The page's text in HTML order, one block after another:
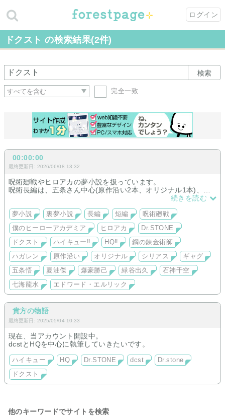
ログイン
ドクスト の検索結果(2件)
検索
完全一致
00:00:00
最終更新日: 2026/06/08 13:32
呪術廻戦やヒロアカの夢小説を扱っています。
呪術長編は、五条さん中心(原作沿い2本、オリジナル1本)、短
裏夢も書いていこうかなと思っています。
短編では、ドクストやハイキューなども書いてます。
拙い文章ではありますが、少しでも皆様の心の隅っこにちょこ
んと残ってくれると嬉しいです。
時間があれば、他の作品も書きたいと思っています。
続きを読む
夢小説 裏夢小説 長編 短編
呪術廻戦
僕のヒーローアカデミア
ヒロアカ
Dr.STONE
ドクスト
ハイキュー‼︎ HQ‼︎
鋼の錬金術師
ハガレン
原作沿い オリジナル シリアス
ギャグ
五条悟
夏油傑 爆豪勝己 緑谷出久
石神千空
七海龍水
エドワード・エルリック
貴方の物語
最終更新日: 2025/05/04 10:33
現在、当アカウント開設中。
dcstとHQを中心に執筆していきたいです。
ハイキュー HQ Dr.STONE dcst
Dr.stone
ドクスト
他のキーワードでサイトを検索